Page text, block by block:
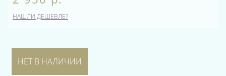
НАШЛИ ДЕШЕВЛЕ?
НЕТ В НАЛИЧИИ